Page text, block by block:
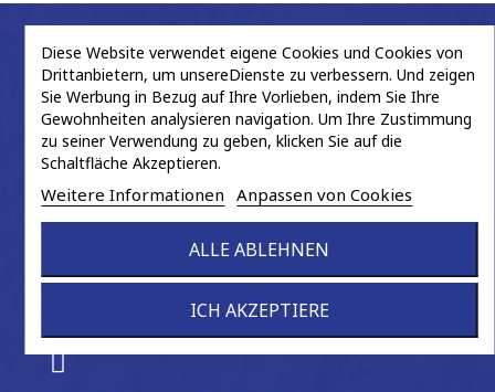
Diese Website verwendet eigene Cookies und Cookies von
Drittanbietern, um unsereDienste zu verbessern. Und zeigen
Sie Werbung in Bezug auf Ihre Vorlieben, indem Sie Ihre
Gewohnheiten analysieren navigation. Um Ihre Zustimmung
zu seiner Verwendung zu geben, klicken Sie auf die
Schaltfläche Akzeptieren.
Weitere Informationen Anpassen von Cookies
ALLE ABLEHNEN
ICH AKZEPTIERE
Kontakt
Hauptsitz
+33 3 22 90 31 44
2 rue du Haut
Fritz-Vomfelde-Straße 6
40547 DÜSSELDORF